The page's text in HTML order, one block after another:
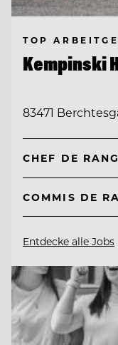
TOP
Kempinski
83471
CHEF DE
COMMIS DE
Entdecke alle Jobs